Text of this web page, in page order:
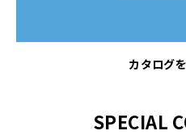
カタログ
SPECIAL